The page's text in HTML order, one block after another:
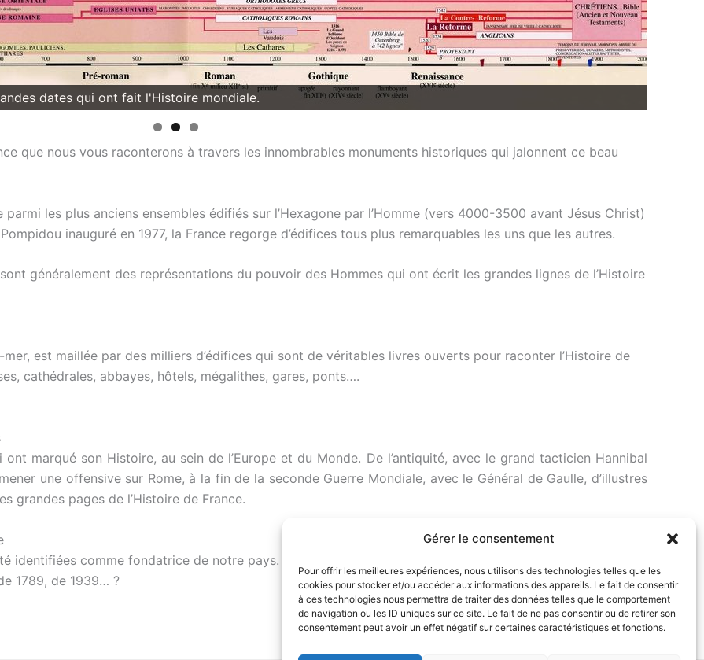
Gérer le consentement
Pour offrir les meilleures expériences, nous utilisons des technologies telles que les
cookies pour stocker et/ou accéder aux informations des appareils. Le fait de consentir
à ces technologies nous permettra de traiter des données telles que le comportement
de navigation ou les ID uniques sur ce site. Le fait de ne pas consentir ou de retirer son
consentement peut avoir un effet négatif sur certaines caractéristiques et fonctions.
dates qui ont fait l'Histoire mondiale.
que nous vous raconterons à travers les innombrables monuments historiques qui jalonnent ce beau
les plus anciens ensembles édifiés sur l’Hexagone par l’Homme (vers 4000-3500 avant Jésus Christ)
inauguré en 1977, la France regorge d’édifices tous plus remarquables les uns que les autres.
généralement des représentations du pouvoir des Hommes qui ont écrit les grandes lignes de l’Histoire
est maillée par des milliers d’édifices qui sont de véritables livres ouverts pour raconter l’Histoire de
cathédrales, abbayes, hôtels, mégalithes, gares, ponts….
marqué son Histoire, au sein de l’Europe et du Monde. De l’antiquité, avec le grand tacticien Hannibal
une offensive sur Rome, à la fin de la seconde Guerre Mondiale, avec le Général de Gaulle, d’illustres
grandes pages de l’Histoire de France.
comme fondatrice de notre pays. Qui n’a pas de vagues souvenirs issus de ses cours à l’école
1789, de 1939… ?